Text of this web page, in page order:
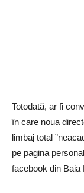
Totodată, ar fi
în care noua
limbaj total
pe pagina
facebook din Baia